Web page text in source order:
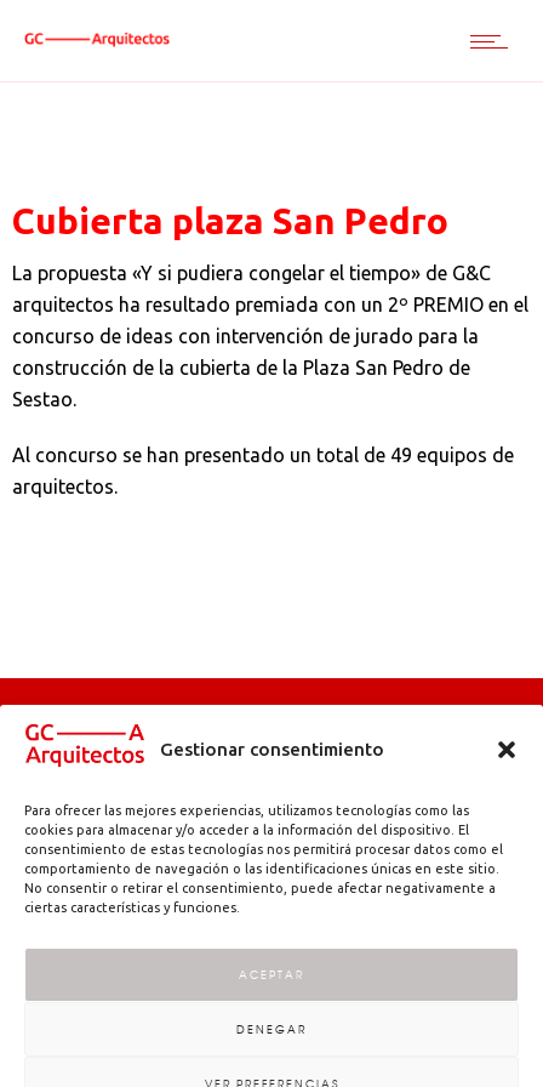
Gestionar consentimiento
Para ofrecer las mejores experiencias, utilizamos tecnologías como las
cookies para almacenar y/o acceder a la información del dispositivo. El
consentimiento de estas tecnologías nos permitirá procesar datos como el
comportamiento de navegación o las identificaciones únicas en este sitio.
No consentir o retirar el consentimiento, puede afectar negativamente a
ciertas características y funciones.
ACEPTAR
DENEGAR
VER PREFERENCIAS
Cubierta plaza San Pedro
La propuesta «Y si pudiera congelar el tiempo» de G&C
arquitectos ha resultado premiada con un 2º PREMIO en el
concurso de ideas con intervención de jurado para la
construcción de la cubierta de la Plaza San Pedro de
Sestao.
Al concurso se han presentado un total de 49 equipos de
arquitectos.
kalea, 11 | 48180 Loiu (Bizkaia) | info@gc-arquitectos.com | T.
971 384
legal–Política de privacidad–Accesibilidad
© 2025| GC—Arquitectos